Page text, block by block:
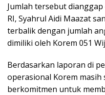
Jumlah tersebut
RI, Syahrul Aidi Maazat
terbalik dengan jumlah
dimiliki oleh Korem 051
Berdasarkan laporan di
operasional Korem masih
berkomitmen untuk